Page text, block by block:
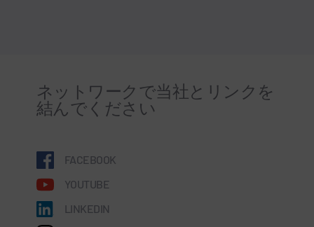
ネットワークで当社とリンクを
結んでください
FACEBOOK
YOUTUBE
LINKEDIN